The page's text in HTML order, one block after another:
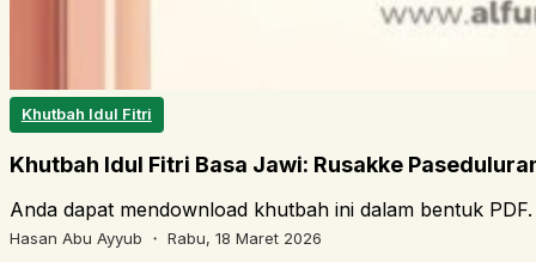
Khutbah Idul Fitri
Khutbah Idul Fitri Basa Jawi: Rusakke
Anda dapat mendownload khutbah ini dalam bentuk
Hasan Abu Ayyub ・ Rabu, 18 Maret 2026